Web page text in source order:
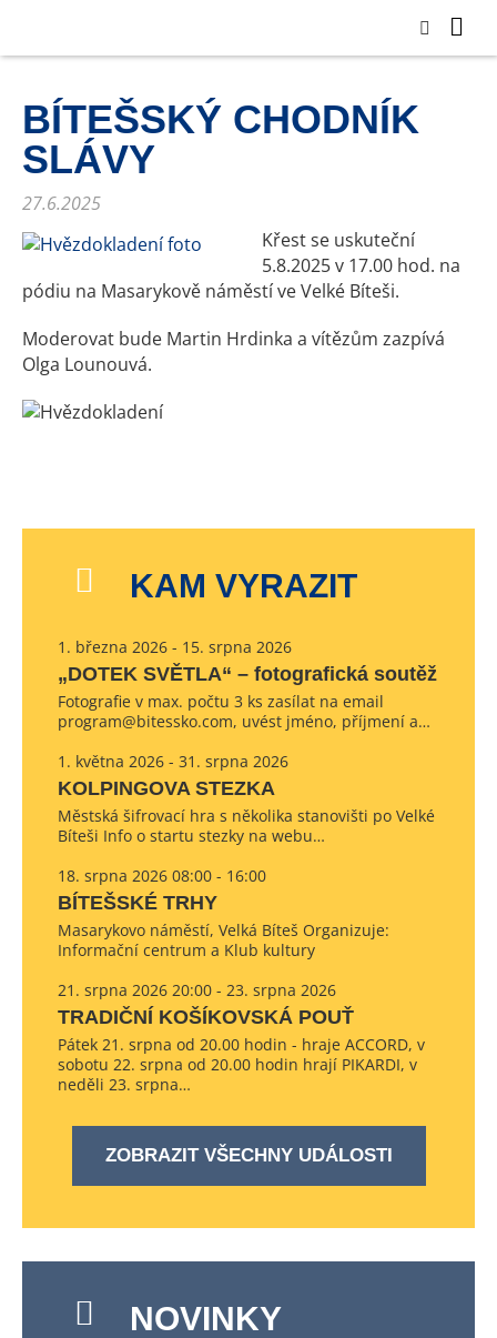
BÍTEŠSKÝ CHODNÍK
SLÁVY
27.6.2025
Křest se uskuteční
5.8.2025 v 17.00 hod. na
pódiu na Masarykově náměstí ve Velké Bíteši.
Moderovat bude Martin Hrdinka a vítězům zazpívá
Olga Lounouvá.
KAM VYRAZIT
1. března 2026 - 15. srpna 2026
„DOTEK SVĚTLA“ – fotografická soutěž
Fotografie v max. počtu 3 ks zasílat na email
program@bitessko.com, uvést jméno, příjmení a…
1. května 2026 - 31. srpna 2026
KOLPINGOVA STEZKA
Městská šifrovací hra s několika stanovišti po Velké
Bíteši Info o startu stezky na webu…
18. srpna 2026 08:00 - 16:00
BÍTEŠSKÉ TRHY
Masarykovo náměstí, Velká Bíteš Organizuje:
Informační centrum a Klub kultury
21. srpna 2026 20:00 - 23. srpna 2026
TRADIČNÍ KOŠÍKOVSKÁ POUŤ
Pátek 21. srpna od 20.00 hodin - hraje ACCORD, v
sobotu 22. srpna od 20.00 hodin hrají PIKARDI, v
neděli 23. srpna…
ZOBRAZIT VŠECHNY UDÁLOSTI
NOVINKY